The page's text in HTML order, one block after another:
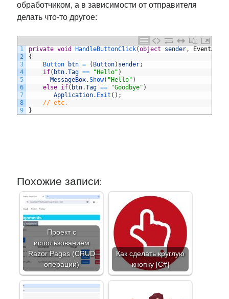
обработчиком, а в зависимости от отправителя
делать что-то другое:
1
2
3
4
5
6
7
8
9
private void HandleButtonClick(object sender,
EventArgs
{
Button
btn = ( Button) sender;
if( btn.Tag == "Hello" )
MessageBox.Show( "Hello" )
else if( btn.Tag == "Goodbye" )
Application. Exit ( ) ;
// etc.
}
Похожие записи:
Проект с
использованием
Razor Pages (CRUD
операции)
Как сделать круглую
кнопку [C#]